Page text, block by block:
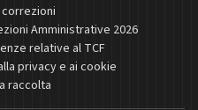
Amministrative 2026
relative al TCF
privacy e ai cookie
raccolta